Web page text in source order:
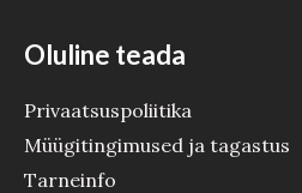
Oluline teada
Privaatsuspoliitika
Müügitingimused ja tagastus
Tarneinfo